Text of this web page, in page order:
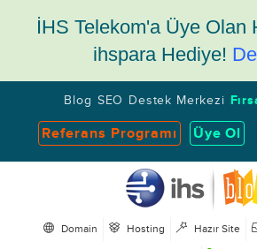
İHS Telekom'a Üye Olan
ihspara Hediye!
Blog SEO Destek Merkezi
Referans Programı Üye Ol
Domain Hosting Hazır Site